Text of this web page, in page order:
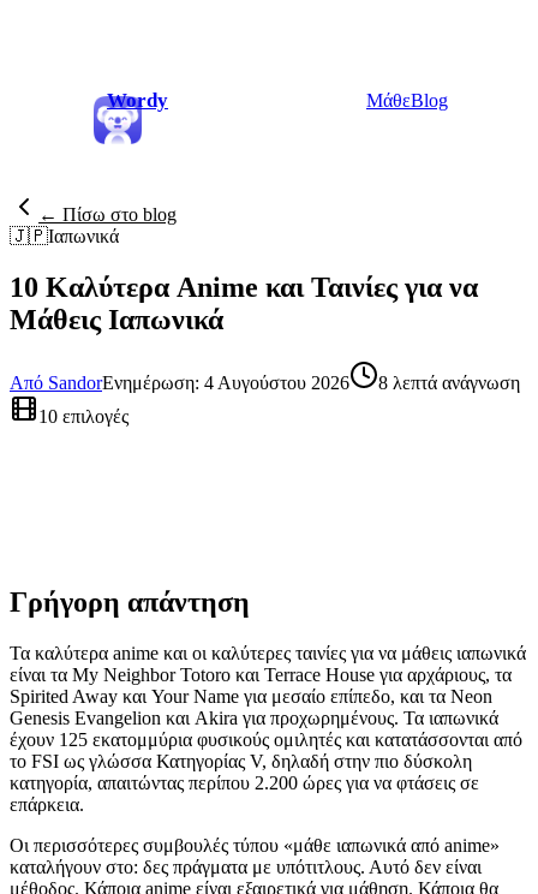
Wordy ΜάθεBlog
← Πίσω στο blog
🇯🇵Ιαπωνικά
10 Καλύτερα Anime και Ταινίες για να
Μάθεις Ιαπωνικά
Από SandorΕνημέρωση: 4 Αυγούστου 2026
8 λεπτά ανάγνωση
10 επιλογές
Γρήγορη απάντηση
Τα καλύτερα anime και οι καλύτερες ταινίες για να μάθεις ιαπωνικά
είναι τα My Neighbor Totoro και Terrace House για αρχάριους, τα
Spirited Away και Your Name για μεσαίο επίπεδο, και τα Neon
Genesis Evangelion και Akira για προχωρημένους. Τα ιαπωνικά
έχουν 125 εκατομμύρια φυσικούς ομιλητές και κατατάσσονται από
το FSI ως γλώσσα Κατηγορίας V, δηλαδή στην πιο δύσκολη
κατηγορία, απαιτώντας περίπου 2.200 ώρες για να φτάσεις σε
επάρκεια.
Οι περισσότερες συμβουλές τύπου «μάθε ιαπωνικά από anime»
καταλήγουν στο: δες πράγματα με υπότιτλους. Αυτό δεν είναι
μέθοδος. Κάποια anime είναι εξαιρετικά για μάθηση. Κάποια θα